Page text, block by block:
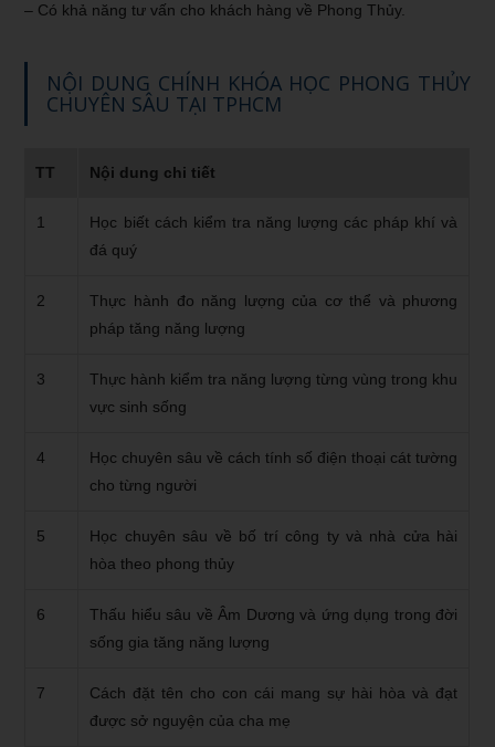
– Có khả năng tư vấn cho khách hàng về Phong Thủy.
NỘI DUNG CHÍNH KHÓA HỌC PHONG THỦY
CHUYÊN SÂU TẠI TPHCM
TT Nội dung chi tiết
1
Học biết cách kiểm tra năng lượng các pháp khí và
đá quý
2
Thực hành đo năng lượng của cơ thể và phương
pháp tăng năng lượng
3
Thực hành kiểm tra năng lượng từng vùng trong khu
vực sinh sống
4
Học chuyên sâu về cách tính số điện thoại cát tường
cho từng người
5
Học chuyên sâu về bố trí công ty và nhà cửa hài
hòa theo phong thủy
6
Thấu hiểu sâu về Âm Dương và ứng dụng trong đời
sống gia tăng năng lượng
7
Cách đặt tên cho con cái mang sự hài hòa và đạt
được sở nguyện của cha mẹ